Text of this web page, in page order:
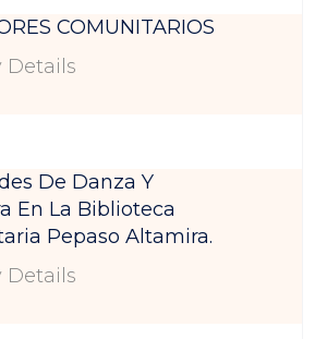
COMUNITARIOS
Details
De Danza Y
En La Biblioteca
Pepaso Altamira.
Details